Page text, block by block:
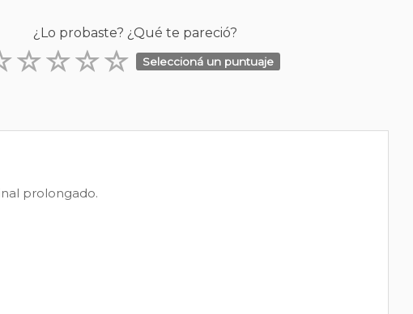
¿Lo probaste? ¿Qué te pareció?
Seleccioná un puntuaje
prolongado.